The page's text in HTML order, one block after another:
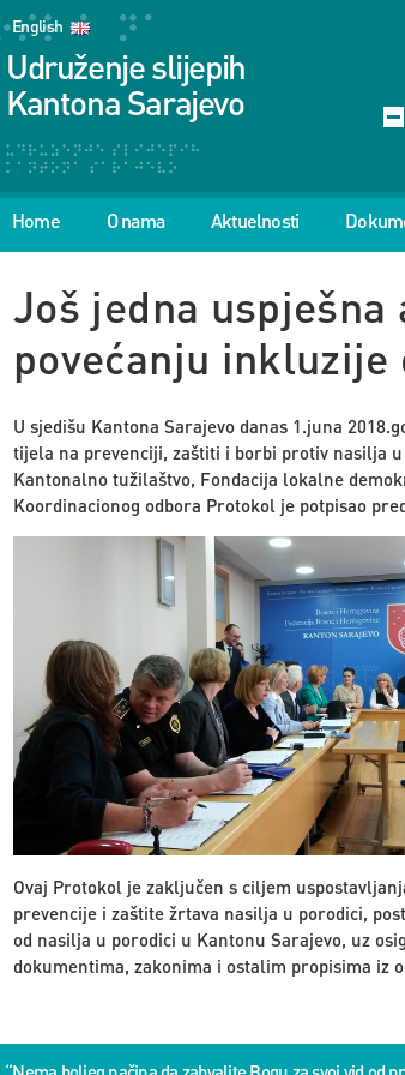
English
Udruženje slijepih
Kantona Sarajevo
Home O nama Aktuelnosti
Još jedna
povećanju
U sjedišu Kantona Sarajevo danas 1.juna
tijela na prevenciji, zaštiti i borbi protiv nasilja
Kantonalno tužilaštvo, Fondacija lokalne
Koordinacionog odbora Protokol je potpisao
Ovaj Protokol je zaključen s ciljem
prevencije i zaštite žrtava nasilja u porodici,
od nasilja u porodici u Kantonu Sarajevo, uz
dokumentima, zakonima i ostalim propisima iz